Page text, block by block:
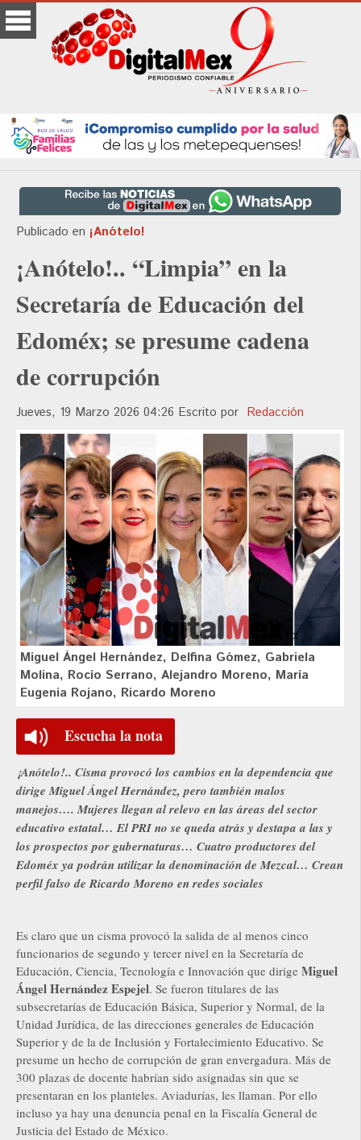
Publicado en ¡Anótelo!
¡Anótelo!.. “Limpia” en la
Secretaría de Educación del
Edoméx; se presume cadena
de corrupción
Jueves, 19 Marzo 2026 04:26 Escrito por Redacción
Miguel Ángel Hernández, Delfina Gómez, Gabriela
Molina, Rocío Serrano, Alejandro Moreno, María
Eugenia Rojano, Ricardo Moreno
Escucha la nota
¡Anótelo!.. Cisma provocó los cambios en la dependencia que
dirige Miguel Ángel Hernández, pero también malos
manejos…. Mujeres llegan al relevo en las áreas del sector
educativo estatal… El PRI no se queda atrás y destapa a las y
los prospectos por gubernaturas… Cuatro productores del
Edoméx ya podrán utilizar la denominación de Mezcal… Crean
perfil falso de Ricardo Moreno en redes sociales
Es claro que un cisma provocó la salida de al menos cinco
funcionarios de segundo y tercer nivel en la Secretaría de
Educación, Ciencia, Tecnología e Innovación que dirige Miguel
Ángel Hernández Espejel. Se fueron titulares de las
subsecretarías de Educación Básica, Superior y Normal, de la
Unidad Jurídica, de las direcciones generales de Educación
Superior y de la de Inclusión y Fortalecimiento Educativo. Se
presume un hecho de corrupción de gran envergadura. Más de
300 plazas de docente habrían sido asignadas sin que se
presentaran en los planteles. Aviadurías, les llaman. Por ello
incluso ya hay una denuncia penal en la Fiscalía General de
Justicia del Estado de México.